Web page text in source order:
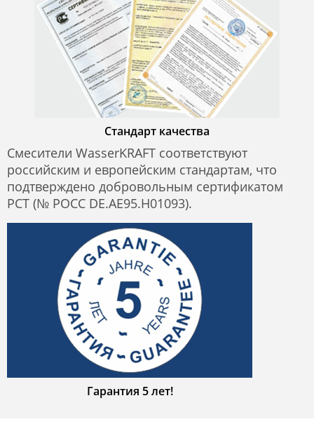
Стандарт качества
Смесители WasserKRAFT соответствуют
российским и европейским стандартам, что
подтверждено добровольным сертификатом
РСТ (№ РОСС DE.AE95.H01093).
Гарантия 5 лет!